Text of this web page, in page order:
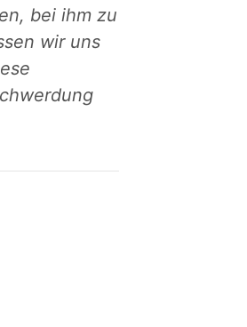
bei ihm zu
wir uns